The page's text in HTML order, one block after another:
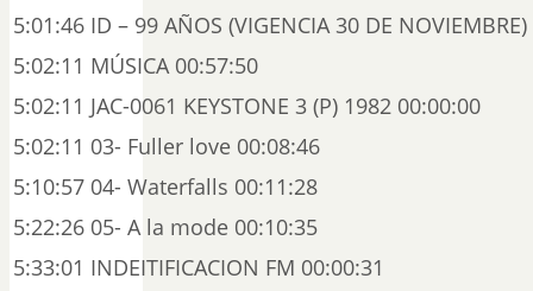
5:01:46 ID – 99 AÑOS (VIGENCIA 30 DE
5:02:11 MÚSICA 00:57:50
5:02:11 JAC-0061 KEYSTONE 3 (P) 1982 00:00:00
5:02:11 03- Fuller love 00:08:46
5:10:57 04- Waterfalls 00:11:28
5:22:26 05- A la mode 00:10:35
5:33:01 INDEITIFICACION FM 00:00:31